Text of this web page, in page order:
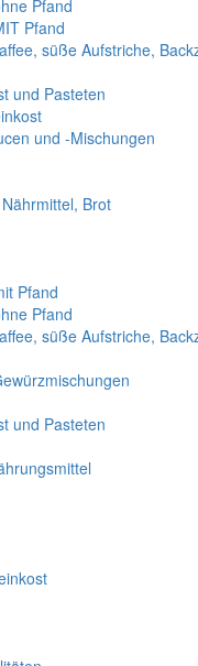
Pfand
Pfand
süße Aufstriche,
und Pasteten
und -Mischungen
Brot
Pfand
Pfand
süße Aufstriche,
und Pasteten